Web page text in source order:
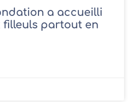
a accueilli
filleuls partout en